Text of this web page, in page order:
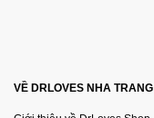
VỀ DRLOVES NHA TRANG